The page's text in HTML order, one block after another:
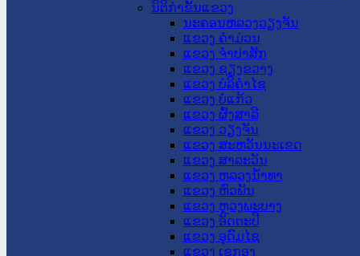
ນິຕິກໍາຂັ້ນແຂວງ
ນະ​ຄອນ​ຫລວງວຽງຈັນ
ແຂວງ ຄໍາມ່ວນ
ແຂວງ ຈໍາປາສັກ
ແຂວງ ຊຽງຂວາງ
ແຂວງ ບໍລິຄໍາໄຊ
ແຂວງ ບໍ່ແກ້ວ
ແຂວງ ຜົ້ງສາລີ
ແຂວງ ວຽງຈັນ
ແຂວງ ສະຫວັນນະເຂດ
ແຂວງ ສາລະວັນ
ແຂວງ ຫລວງນໍ້າທາ
ແຂວງ ຫົວພັນ
ແຂວງ ຫຼວງພະບາງ
ແຂວງ ອັດຕະປື
ແຂວງ ອຸດົມໄຊ
ແຂວງ ເຊກອງ